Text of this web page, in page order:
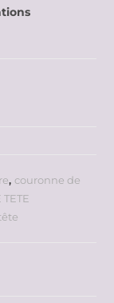
, couronne de